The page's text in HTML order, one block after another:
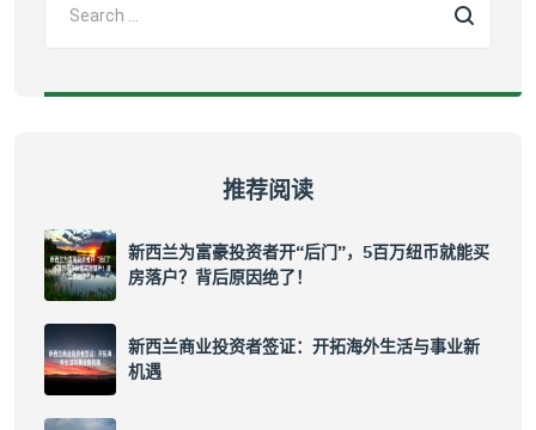
推荐阅读
新西兰为富豪投资者开“后门”，5百万纽币就能买
房落户？背后原因绝了！
新西兰商业投资者签证：开拓海外生活与事业新
机遇